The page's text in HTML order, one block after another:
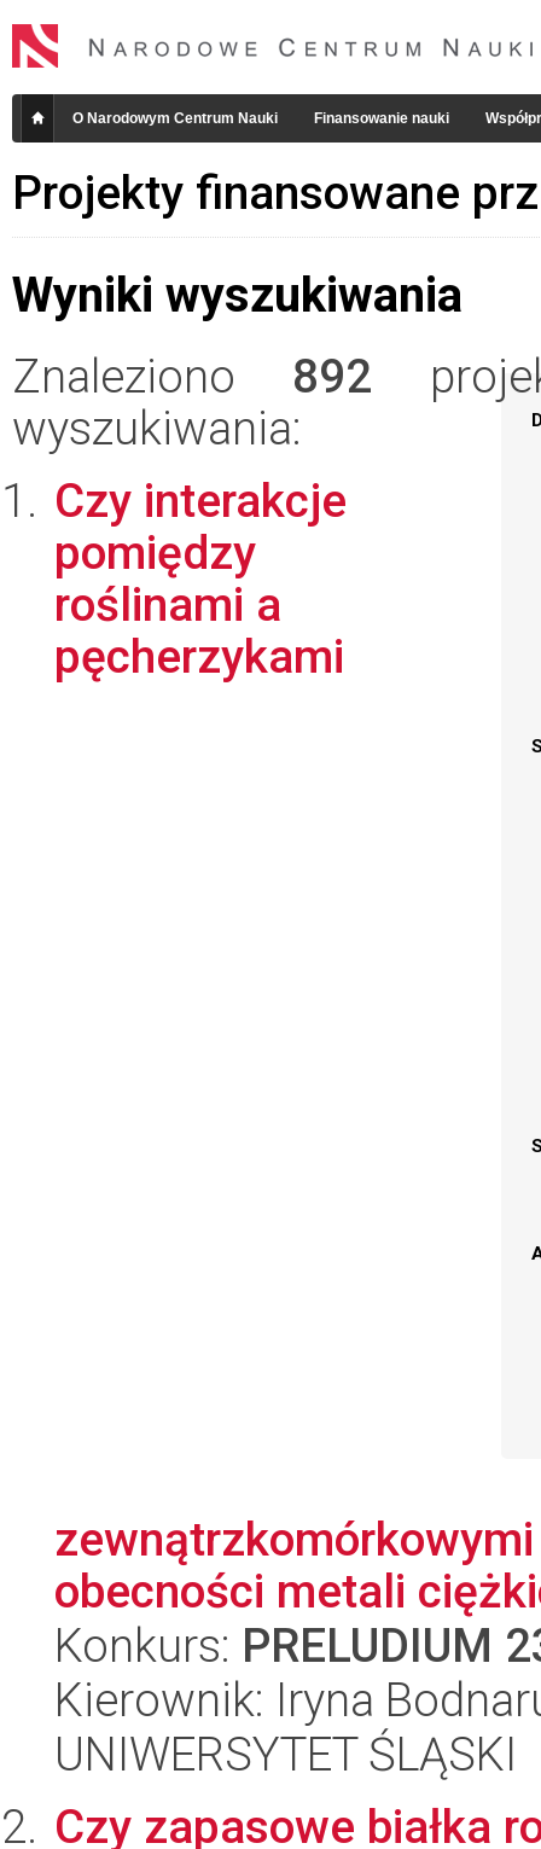
O Narodowym Centrum Nauki Finansowanie nauki
Projekty finansowane
Wyniki wyszukiwania
Znaleziono 892
wyszukiwania:
Czy interakcje
pomiędzy
roślinami a
pęcherzykami
obecności metali
Konkurs: PRELUDIUM
Kierownik: Iryna
UNIWERSYTET ŚLĄSKI
Czy zapasowe białka